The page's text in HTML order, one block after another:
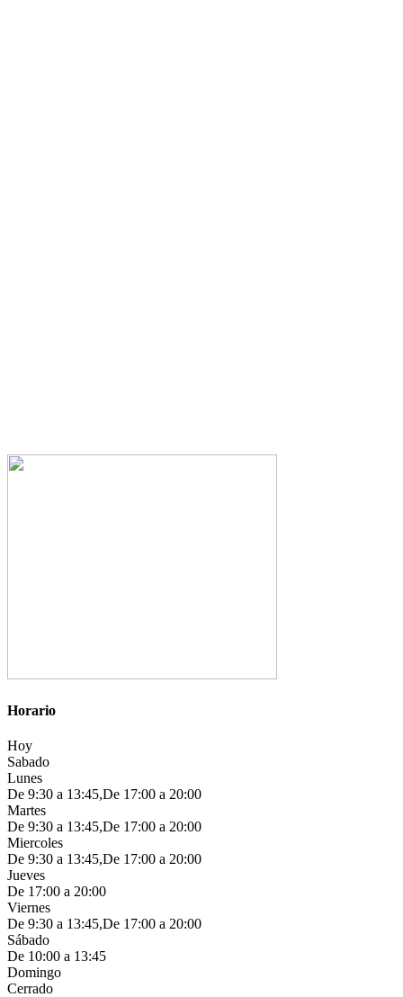
Horario
Hoy
Sabado
Lunes
De 9:30 a 13:45,De 17:00 a 20:00
Martes
De 9:30 a 13:45,De 17:00 a 20:00
Miercoles
De 9:30 a 13:45,De 17:00 a 20:00
Jueves
De 17:00 a 20:00
Viernes
De 9:30 a 13:45,De 17:00 a 20:00
Sábado
De 10:00 a 13:45
Domingo
Cerrado